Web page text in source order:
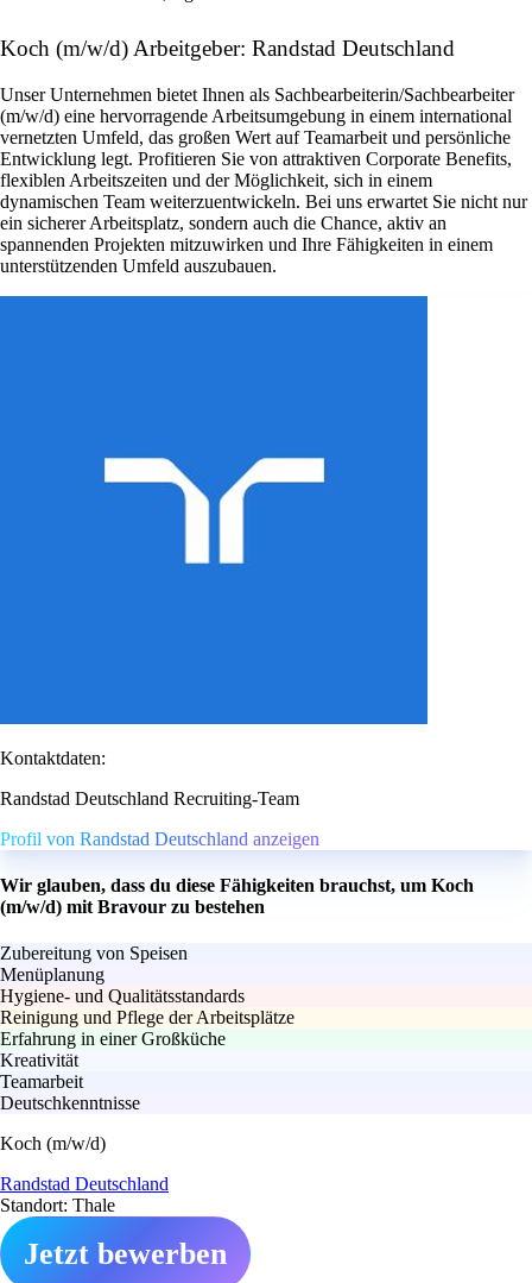
Koch (m/w/d) Arbeitgeber: Randstad Deutschland
Unser Unternehmen bietet Ihnen als Sachbearbeiterin/Sachbearbeiter
(m/w/d) eine hervorragende Arbeitsumgebung in einem international
vernetzten Umfeld, das großen Wert auf Teamarbeit und persönliche
Entwicklung legt. Profitieren Sie von attraktiven Corporate Benefits,
flexiblen Arbeitszeiten und der Möglichkeit, sich in einem
dynamischen Team weiterzuentwickeln. Bei uns erwartet Sie nicht nur
ein sicherer Arbeitsplatz, sondern auch die Chance, aktiv an
spannenden Projekten mitzuwirken und Ihre Fähigkeiten in einem
unterstützenden Umfeld auszubauen.
Kontaktdaten:
Randstad Deutschland Recruiting-Team
Profil von Randstad Deutschland anzeigen
Wir glauben, dass du diese Fähigkeiten brauchst, um Koch
(m/w/d) mit Bravour zu bestehen
Zubereitung von Speisen
Menüplanung
Hygiene- und Qualitätsstandards
Reinigung und Pflege der Arbeitsplätze
Erfahrung in einer Großküche
Kreativität
Teamarbeit
Deutschkenntnisse
Koch (m/w/d)
Randstad Deutschland
Standort: Thale
Jetzt bewerben